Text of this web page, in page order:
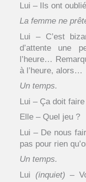
Lui – Ils ont
La femme ne
Lui – C’est
d’attente une
l’heure…
à l’heure, alors…
Un temps.
Lui – Ça doit
Elle – Quel jeu ?
Lui – De nous
pas pour rien
Un temps.
Lui (inquiet)–